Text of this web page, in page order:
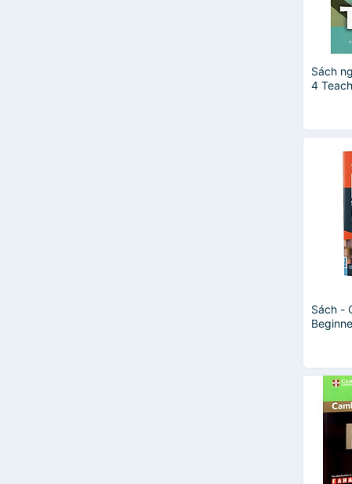
Sách
4
Sách -